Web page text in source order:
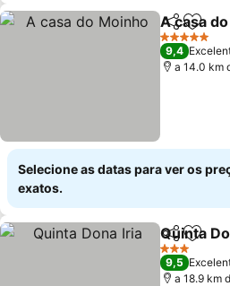
Partilhar
A casa
5 Estrelas
9,4
a 14.0 km
Selecione as datas para ver os
exatos.
Partilhar
Quinta
3 Estrelas
9,5
a 18.9 km